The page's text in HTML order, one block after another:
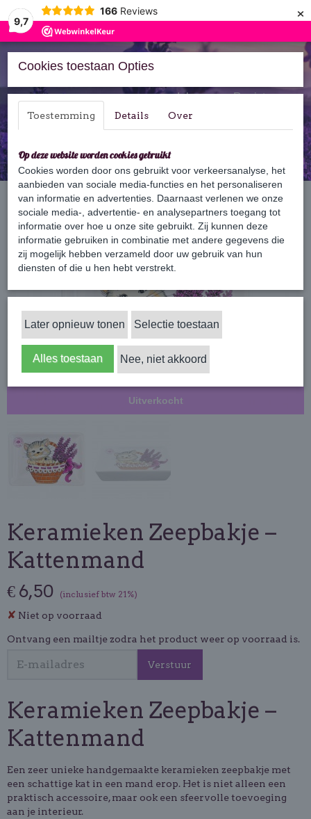
9,7
166 Reviews ×
Inloggen Registreren
Home › Accessoires › Zeepbakje › Keramieken Zeepbakje – Kattenmand
Uitverkocht
Keramieken Zeepbakje –
Kattenmand
€ 6,50 (inclusief btw 21%)
✘ Niet op voorraad
Ontvang een mailtje zodra het product weer op voorraad is.
Verstuur
Keramieken Zeepbakje –
Kattenmand
Een zeer unieke handgemaakte keramieken zeepbakje met
een schattige kat in een mand erop. Het is niet alleen een
praktisch accessoire, maar ook een sfeervolle toevoeging
aan je interieur.
Cookies toestaan Opties
Toestemming Details Over
Op deze website worden cookies gebruikt
Cookies worden door ons gebruikt voor verkeersanalyse, het
aanbieden van sociale media-functies en het personaliseren
van informatie en advertenties. Daarnaast verlenen we onze
sociale media-, advertentie- en analysepartners toegang tot
informatie over hoe u onze site gebruikt. Zij kunnen deze
informatie gebruiken in combinatie met andere gegevens die
zij mogelijk hebben verzameld door uw gebruik van hun
diensten of die u hen hebt verstrekt.
Later opnieuw tonen Selectie toestaan
Alles toestaan Nee, niet akkoord